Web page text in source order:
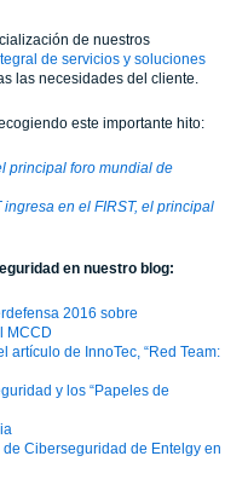
de nuestros
de servicios y soluciones
las necesidades del cliente.
este importante hito:
principal foro mundial de
en el FIRST, el principal
en nuestro blog:
2016 sobre
MCCD
de InnoTec, “Red Team:
y los “Papeles de
Ciberseguridad de Entelgy en